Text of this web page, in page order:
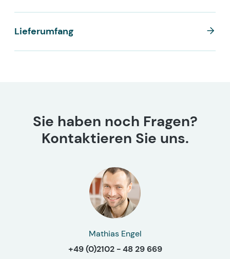
Lieferumfang
Sie haben noch Fragen?
Kontaktieren Sie uns.
Mathias Engel
+49 (0)2102 - 48 29 669